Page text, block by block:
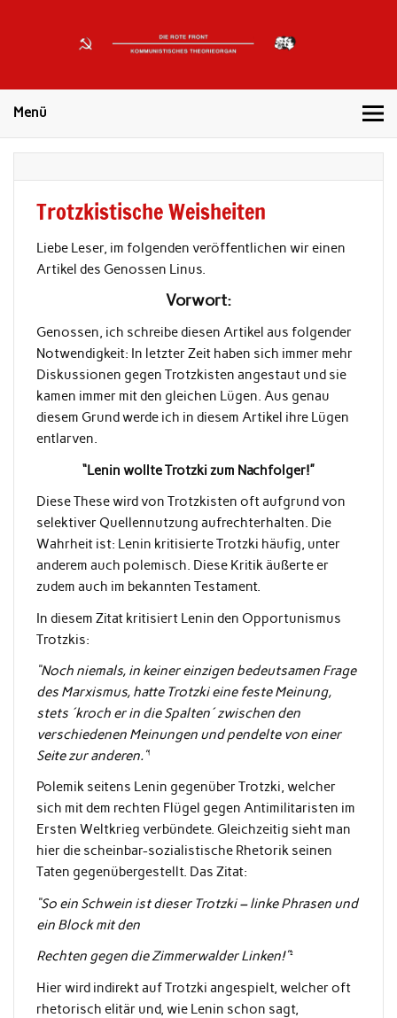
FRONT
Menü
Trotzkistische Weisheiten
Liebe Leser, im folgenden veröffentlichen wir einen
Artikel des Genossen Linus.
Vorwort:
Genossen, ich schreibe diesen Artikel aus folgender
Notwendigkeit: In letzter Zeit haben sich immer mehr
Diskussionen gegen Trotzkisten angestaut und sie
kamen immer mit den gleichen Lügen. Aus genau
diesem Grund werde ich in diesem Artikel ihre Lügen
entlarven.
“Lenin wollte Trotzki zum Nachfolger!”
Diese These wird von Trotzkisten oft aufgrund von
selektiver Quellennutzung aufrechterhalten. Die
Wahrheit ist: Lenin kritisierte Trotzki häufig, unter
anderem auch polemisch. Diese Kritik äußerte er
zudem auch im bekannten Testament.
In diesem Zitat kritisiert Lenin den Opportunismus
Trotzkis:
“Noch niemals, in keiner einzigen bedeutsamen Frage
des Marxismus, hatte Trotzki eine feste Meinung,
stets ´kroch er in die Spalten´ zwischen den
verschiedenen Meinungen und pendelte von einer
Seite zur anderen.”¹
Polemik seitens Lenin gegenüber Trotzki, welcher
sich mit dem rechten Flügel gegen Antimilitaristen im
Ersten Weltkrieg verbündete. Gleichzeitig sieht man
hier die scheinbar-sozialistische Rhetorik seinen
Taten gegenübergestellt. Das Zitat:
“So ein Schwein ist dieser Trotzki – linke Phrasen und
ein Block mit den
Rechten gegen die Zimmerwalder Linken!”²
Hier wird indirekt auf Trotzki angespielt, welcher oft
rhetorisch elitär und, wie Lenin schon sagt,